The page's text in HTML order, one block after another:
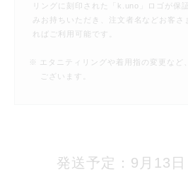
リングに刻印された「k.uno」ロゴが保
みお持ちいただき、注文者名などお客さ
ればご利用可能です。
※ エタニティリングや着用指の変更など
ございます。
発送予定：9月13